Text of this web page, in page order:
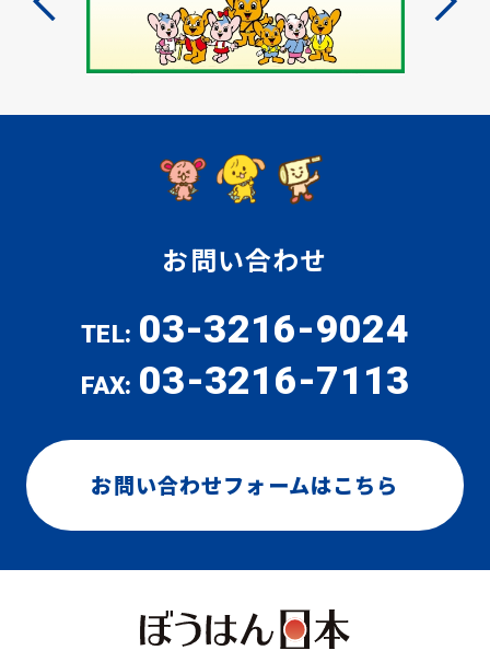
お問い合わせ
TEL: 03-3216-9024
FAX: 03-3216-7113
お問い合わせフォームはこちら